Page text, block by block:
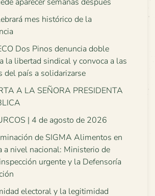
mes histórico de la
Dos Pinos denuncia doble
la libertad sindical y convoca a las
del país a solidarizarse
A LA SEÑORA PRESIDENTA
| 4 de agosto de 2026
de SIGMA Alimentos en
a nivel nacional: Ministerio de
urgente y la Defensoría
electoral y la legitimidad